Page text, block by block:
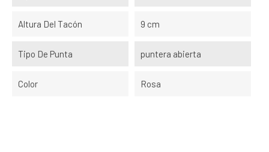
Altura Del Tacón 9 cm
Tipo De Punta puntera abierta
Color Rosa